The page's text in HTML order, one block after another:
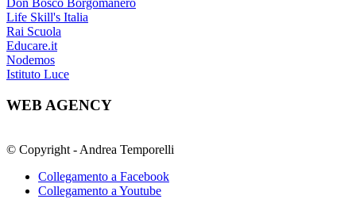
Life Skill's Italia
Rai Scuola
Educare.it
Nodemos
Istituto Luce
WEB AGENCY
© Copyright - Andrea Temporelli
Collegamento a Facebook
Collegamento a Youtube